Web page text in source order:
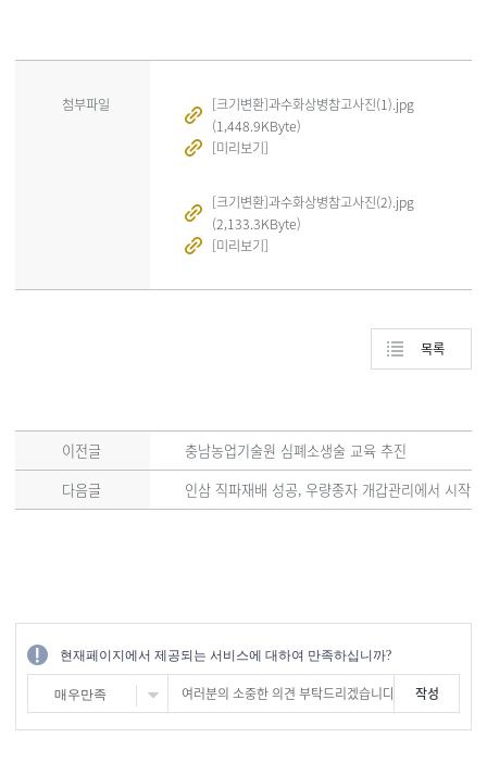
첨부파일
[크기변환]과수화상병참고사진(1).jpg
(1,448.9KByte)
[미리보기]
[크기변환]과수화상병참고사진(2).jpg
(2,133.3KByte)
[미리보기]
목록
이전글
충남농업기술원 심폐소생술 교육 추진
다음글
인삼 직파재배 성공, 우량종자 개갑관리에서 시작
현재페이지에서 제공되는 서비스에 대하여 만족하십니까?
매우만족